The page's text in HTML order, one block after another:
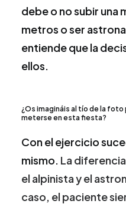
debe o no subir una
metros o ser
entiende que la
ellos.
¿Os imagináis al tío de la
meterse en esta fiesta?
Con el ejercicio
mismo. La
el alpinista y el
caso, el paciente